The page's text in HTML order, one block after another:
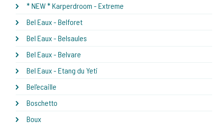
* NEW * Karperdroom - Extreme
Bel Eaux - Belforet
Bel Eaux - Belsaules
Bel Eaux - Belvare
Bel Eaux - Etang du Yeti
Bel'ecaille
Boschetto
Boux